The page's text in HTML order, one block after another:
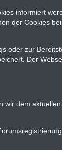
informiert
der Cookies
oder zur
Der
dem